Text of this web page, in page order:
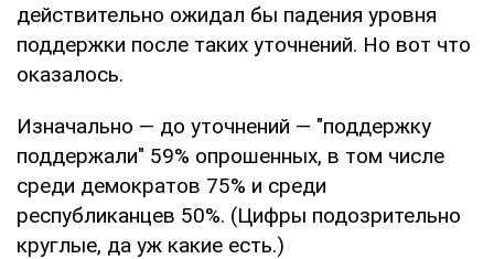
действительно ожидал бы падения уровня
поддержки после таких уточнений. Но вот что
оказалось.
Изначально — до уточнений — "поддержку
поддержали" 59% опрошенных, в том числе
среди демократов 75% и среди
республиканцев 50%. (Цифры подозрительно
круглые, да уж какие есть.)